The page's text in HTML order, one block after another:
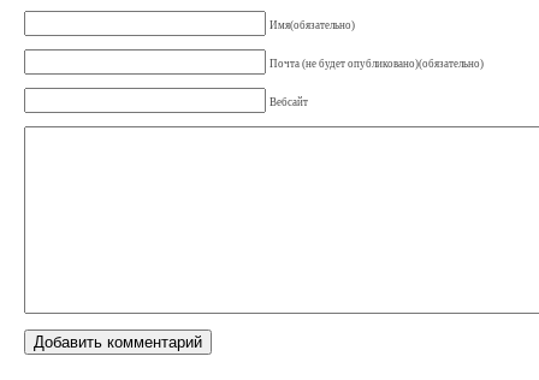
Имя(обязательно)
Почта (не будет опубликовано)(обязательно)
Вебсайт